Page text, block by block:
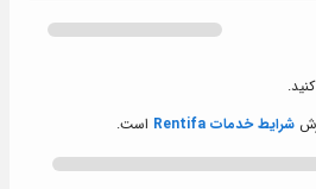
شرایط خدمات Rentifa است.